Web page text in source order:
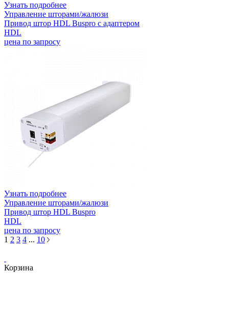
Узнать подробнее
Управление шторами/жалюзи
Привод штор HDL Buspro с адаптером
HDL
цена по запросу
Узнать подробнее
Управление шторами/жалюзи
Привод штор HDL Buspro
HDL
цена по запросу
1 2 3 4 ... 10
Корзина